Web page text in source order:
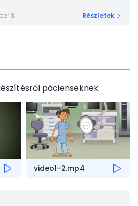
3. Részletek
pácienseknek
video1-2.mp4